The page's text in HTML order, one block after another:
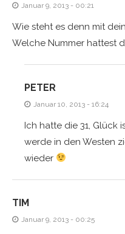
Januar 9, 2013 - 00:21
Wie steht es denn mit
Welche Nummer hattest
PETER
Januar 10, 2013 - 16:24
Ich hatte die 31, Glück
werde in den Westen
wieder
TIM
Januar 9, 2013 - 00:25